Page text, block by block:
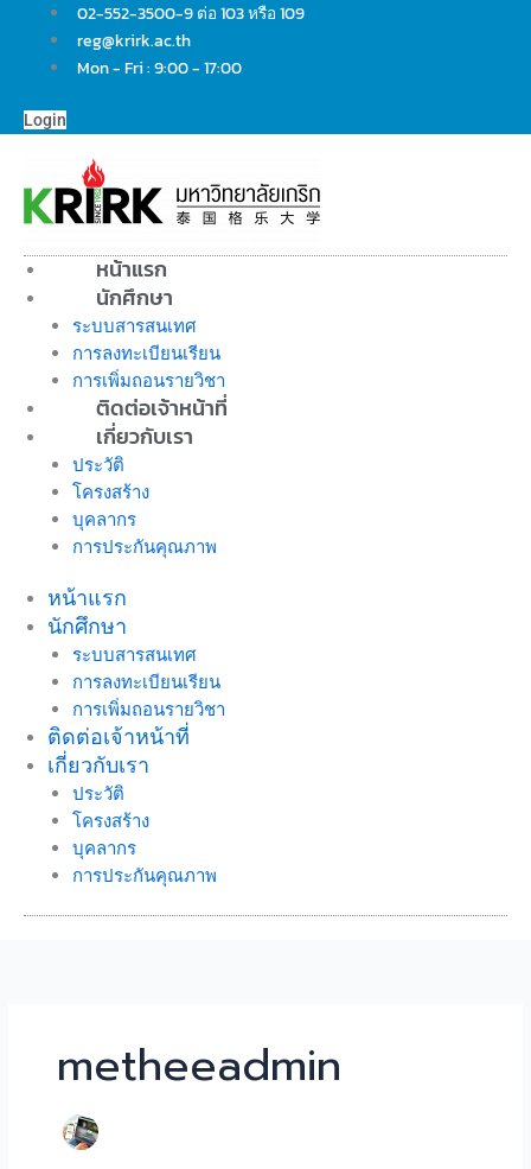
content
02-552-3500-9 ต่อ 103 หรือ 109
reg@krirk.ac.th
Mon - Fri : 9:00 - 17:00
Login
หน้าแรก
นักศึกษา
ระบบสารสนเทศ
การลงทะเบียนเรียน
การเพิ่มถอนรายวิชา
ติดต่อเจ้าหน้าที่
เกี่ยวกับเรา
ประวัติ
โครงสร้าง
บุคลากร
การประกันคุณภาพ
หน้าแรก
นักศึกษา
ระบบสารสนเทศ
การลงทะเบียนเรียน
การเพิ่มถอนรายวิชา
ติดต่อเจ้าหน้าที่
เกี่ยวกับเรา
ประวัติ
โครงสร้าง
บุคลากร
การประกันคุณภาพ
metheeadmin